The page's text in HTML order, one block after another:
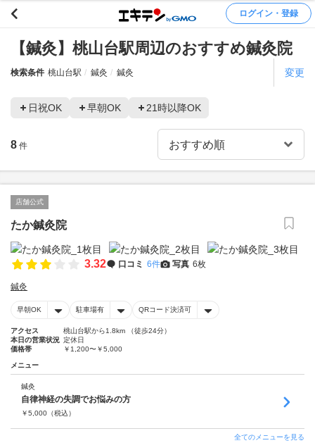
ログイン・登録
【鍼灸】桃山台駅周辺のおすすめ鍼灸院
検索条件 桃山台駅 鍼灸 鍼灸 変更
日祝OK 早朝OK 21時以降OK
8 件
店舗公式
たか鍼灸院
3.32 口コミ 6件 写真 6枚
鍼灸
早朝OK 駐車場有 QRコード決済可
アクセス
桃山台駅から1.8km （徒歩24分）
本日の営業状況 定休日
価格帯
￥1,200〜￥5,000
メニュー
鍼灸
自律神経の失調でお悩みの方
￥5,000 （税込）
全てのメニューを見る